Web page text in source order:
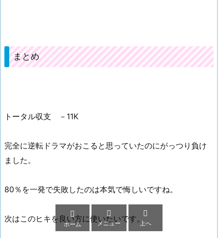
まとめ
トータル収支 －11K
完全に逆転ドラマがおこると思っていたのにがっつり負け
ました。
80％を一発で失敗したのは本気で悔しいですね。
次はこのヒキを良い方に使いたいです。

ホーム

メニュー

上へ